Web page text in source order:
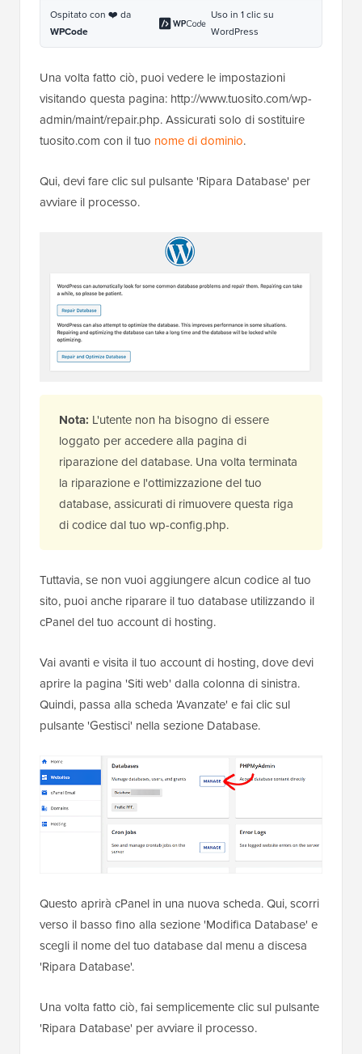
Ospitato con ❤️ da
WPCode
Uso in 1 clic su
WordPress
Una volta fatto ciò, puoi vedere le impostazioni
visitando questa pagina: http://www.tuosito.com/wp-
admin/maint/repair.php. Assicurati solo di sostituire
tuosito.com con il tuo nome di dominio.
Qui, devi fare clic sul pulsante 'Ripara Database' per
avviare il processo.
Nota: L'utente non ha bisogno di essere
loggato per accedere alla pagina di
riparazione del database. Una volta terminata
la riparazione e l'ottimizzazione del tuo
database, assicurati di rimuovere questa riga
di codice dal tuo wp-config.php.
Tuttavia, se non vuoi aggiungere alcun codice al tuo
sito, puoi anche riparare il tuo database utilizzando il
cPanel del tuo account di hosting.
Vai avanti e visita il tuo account di hosting, dove devi
aprire la pagina 'Siti web' dalla colonna di sinistra.
Quindi, passa alla scheda 'Avanzate' e fai clic sul
pulsante 'Gestisci' nella sezione Database.
Questo aprirà cPanel in una nuova scheda. Qui, scorri
verso il basso fino alla sezione 'Modifica Database' e
scegli il nome del tuo database dal menu a discesa
'Ripara Database'.
Una volta fatto ciò, fai semplicemente clic sul pulsante
'Ripara Database' per avviare il processo.